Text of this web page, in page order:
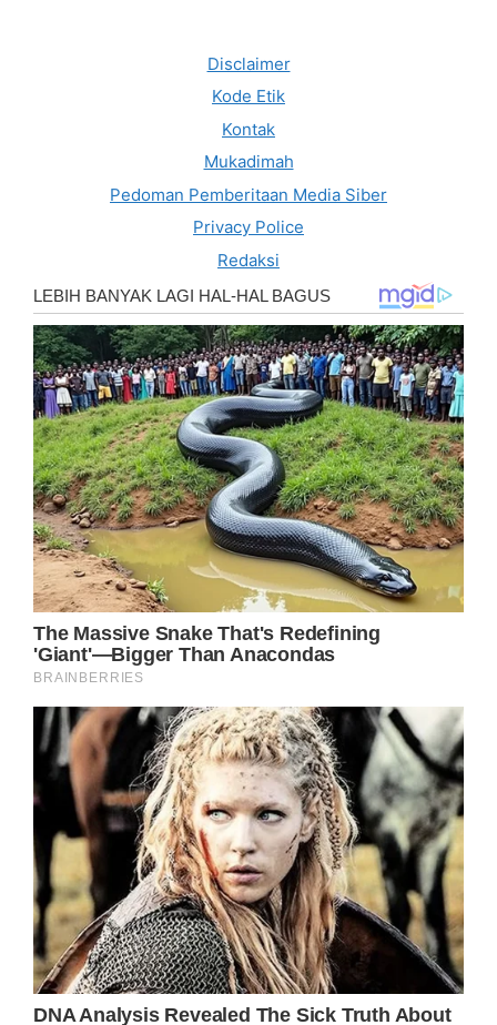
Disclaimer
Kode Etik
Kontak
Mukadimah
Pedoman Pemberitaan Media Siber
Privacy Police
Redaksi